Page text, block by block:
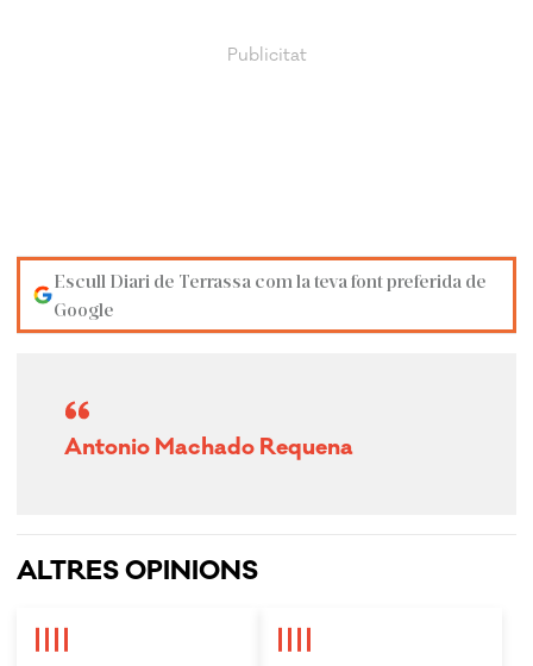
Escull Diari de Terrassa com la teva font preferida de
Google
Antonio Machado Requena
ALTRES OPINIONS